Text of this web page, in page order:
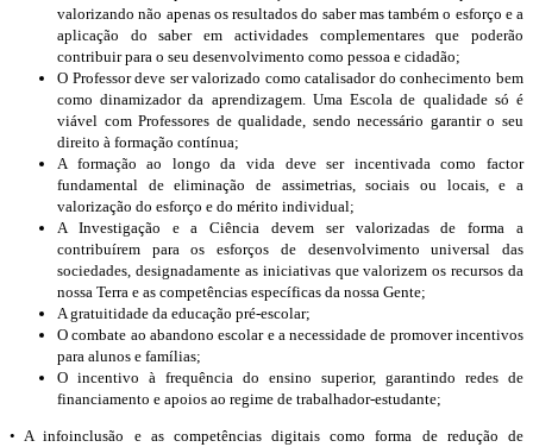
valorizando não apenas os resultados do saber mas também o esforço e a
aplicação do saber em actividades complementares que poderão
contribuir para o seu desenvolvimento como pessoa e cidadão;
O Professor deve ser valorizado como catalisador do conhecimento bem
como dinamizador da aprendizagem. Uma Escola de qualidade só é
viável com Professores de qualidade, sendo necessário garantir o seu
direito à formação contínua;
A formação ao longo da vida deve ser incentivada como factor
fundamental de eliminação de assimetrias, sociais ou locais, e a
valorização do esforço e do mérito individual;
A Investigação e a Ciência devem ser valorizadas de forma a
contribuírem para os esforços de desenvolvimento universal das
sociedades, designadamente as iniciativas que valorizem os recursos da
nossa Terra e as competências específicas da nossa Gente;
A gratuitidade da educação pré-escolar;
O combate ao abandono escolar e a necessidade de promover incentivos
para alunos e famílias;
O incentivo à frequência do ensino superior, garantindo redes de
financiamento e apoios ao regime de trabalhador-estudante;
• A infoinclusão e as competências digitais como forma de redução de